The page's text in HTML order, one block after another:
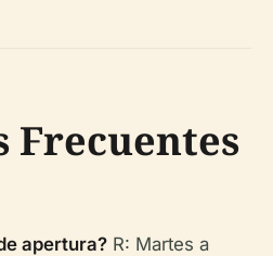
Frecuentes
apertura? R: Martes a